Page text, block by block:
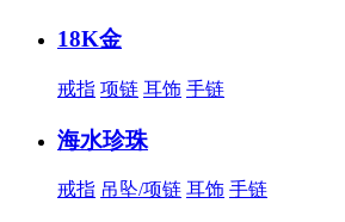
18K金
戒指 项链 耳饰 手链
海水珍珠
戒指 吊坠/项链 耳饰 手链